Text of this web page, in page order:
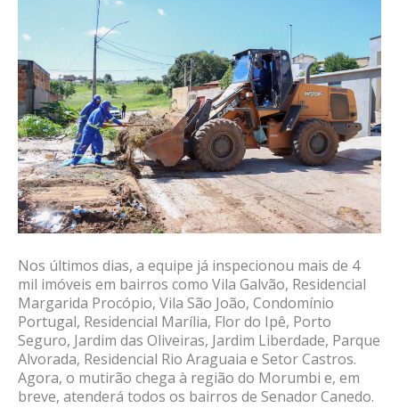
Nos últimos dias, a equipe já inspecionou mais de 4
mil imóveis em bairros como Vila Galvão, Residencial
Margarida Procópio, Vila São João, Condomínio
Portugal, Residencial Marília, Flor do Ipê, Porto
Seguro, Jardim das Oliveiras, Jardim Liberdade, Parque
Alvorada, Residencial Rio Araguaia e Setor Castros.
Agora, o mutirão chega à região do Morumbi e, em
breve, atenderá todos os bairros de Senador Canedo.